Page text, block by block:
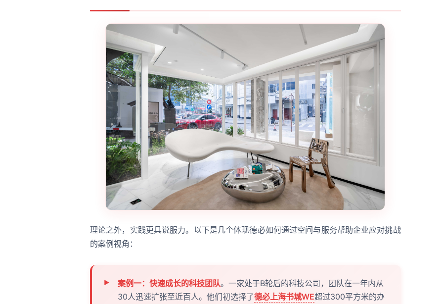
理论之外，实践更具说服力。以下是几个体现德必如何通过空间与服务帮助企业应对挑战
的案例视角：
案例一：快速成长的科技团队。一家处于B轮后的科技公司，团队在一年内从
30人迅速扩张至近百人。他们初选择了德必上海书城WE超过300平方米的办